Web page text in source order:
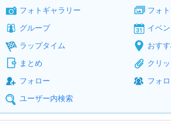
フォトギャラリー
フォ
グループ
イベ
ラップタイム
おす
まとめ
クリ
フォロー
フォ
ユーザー内検索